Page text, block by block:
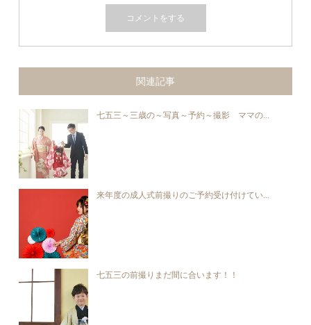
関連記事
七五三～三歳の～写真～予約～撮影 ママの...
来年度の成人式前撮りのご予約受け付けてい...
七五三の前撮りまだ間に合います！！